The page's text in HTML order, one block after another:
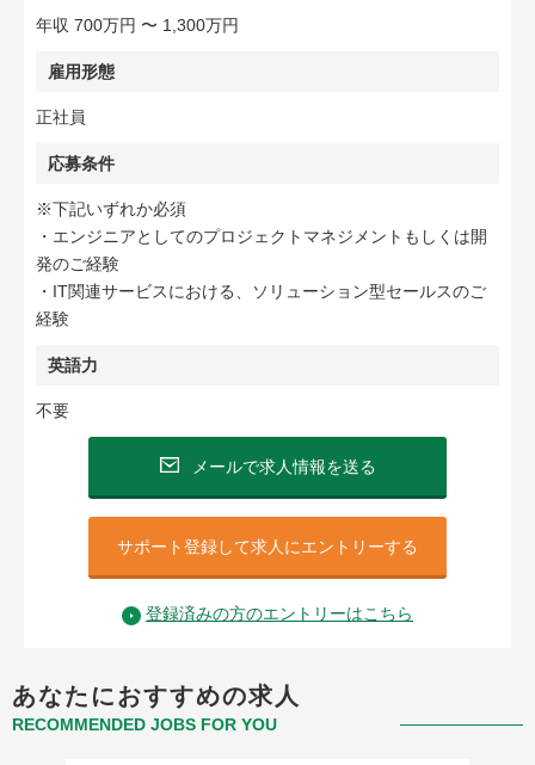
年収 700万円 〜 1,300万円
雇用形態
正社員
応募条件
※下記いずれか必須
・エンジニアとしてのプロジェクトマネジメントもしくは開
発のご経験
・IT関連サービスにおける、ソリューション型セールスのご
経験
英語力
不要
メールで求人情報を送る
サポート登録して求人にエントリーする
登録済みの方のエントリーはこちら
あなたにおすすめの求人
RECOMMENDED JOBS FOR YOU